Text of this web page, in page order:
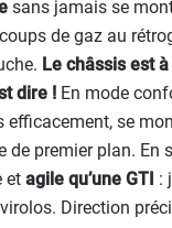
sans jamais se
de gaz au
Le châssis est
dire ! En mode
efficacement, se
de premier plan. En
et agile qu’une GTI :
Direction